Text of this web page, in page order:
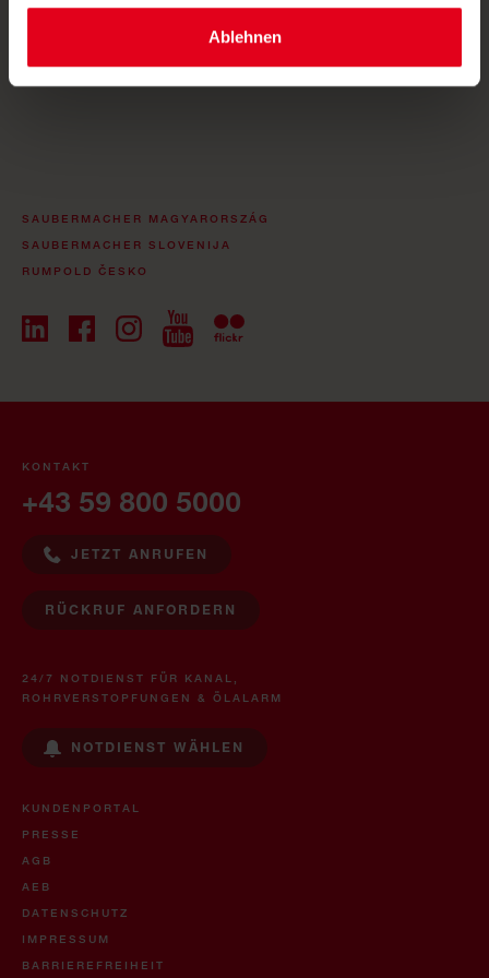
Ablehnen
SAUBERMACHER MAGYARORSZÁG
SAUBERMACHER SLOVENIJA
RUMPOLD ČESKO
KONTAKT
+43 59 800 5000
JETZT ANRUFEN
RÜCKRUF ANFORDERN
24/7 NOTDIENST FÜR KANAL,
ROHRVERSTOPFUNGEN & ÖLALARM
NOTDIENST WÄHLEN
KUNDENPORTAL
PRESSE
AGB
AEB
DATENSCHUTZ
IMPRESSUM
BARRIEREFREIHEIT